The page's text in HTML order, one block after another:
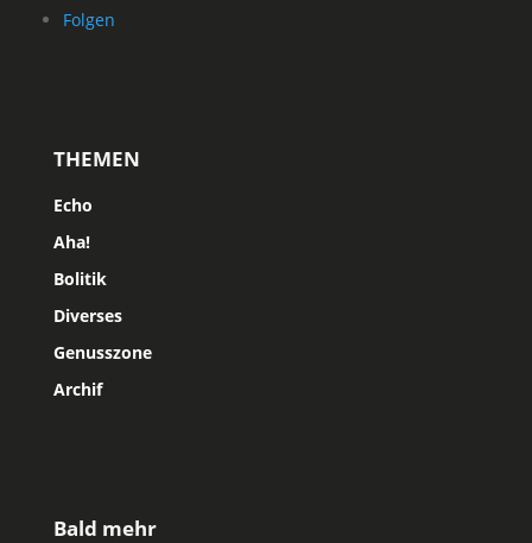
Folgen
THEMEN
Echo
Aha!
Bolitik
Diverses
Genusszone
Archif
Bald mehr